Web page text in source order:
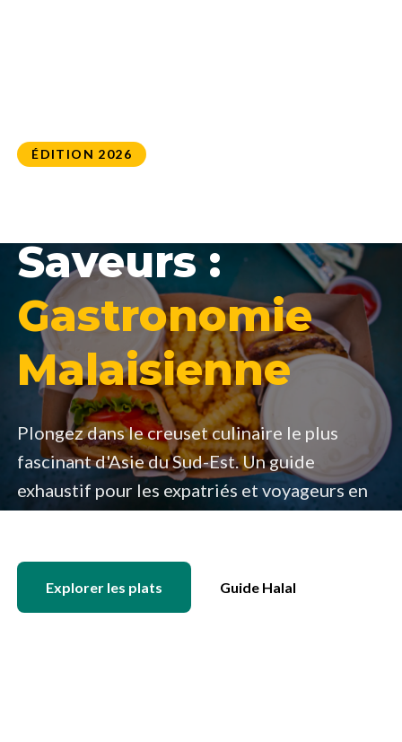
ÉDITION 2026
Saveurs :
Gastronomie
Malaisienne
Plongez dans le creuset culinaire le plus
fascinant d'Asie du Sud-Est. Un guide
exhaustif pour les expatriés et voyageurs en
Explorer les plats Guide Halal